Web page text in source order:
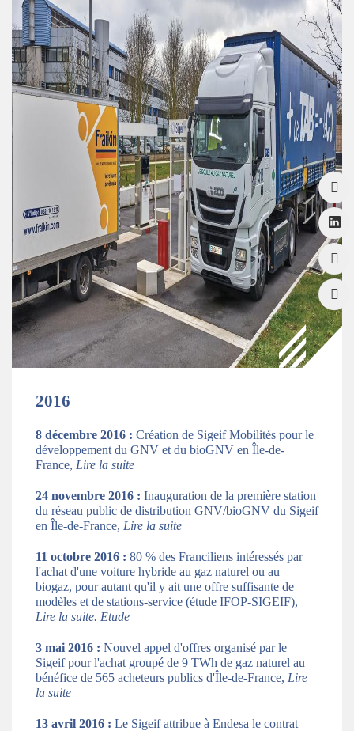
2016
8 décembre 2016 : Création de Sigeif Mobilités pour le
développement du GNV et du bioGNV en Île-de-
France, Lire la suite
24 novembre 2016 : Inauguration de la première station
du réseau public de distribution GNV/bioGNV du Sigeif
en Île-de-France, Lire la suite
11 octobre 2016 : 80 % des Franciliens intéressés par
l'achat d'une voiture hybride au gaz naturel ou au
biogaz, pour autant qu'il y ait une offre suffisante de
modèles et de stations-service (étude IFOP-SIGEIF),
Lire la suite. Etude
3 mai 2016 : Nouvel appel d'offres organisé par le
Sigeif pour l'achat groupé de 9 TWh de gaz naturel au
bénéfice de 565 acheteurs publics d'Île-de-France, Lire
la suite
13 avril 2016 : Le Sigeif attribue à Endesa le contrat